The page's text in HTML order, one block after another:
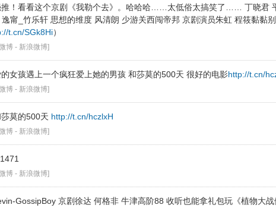
推！看看这个京剧《我勒个去》。哈哈哈……太低俗太搞笑了…… 丁晓君
甯_竹乐轩 思想的维度 风清朗 少游关西闯帝邦 京剧演员朱虹 程筱黏黏
t.cn/SGk8Hi）
博 - 新浪微博]
女孩遇上一个疯狂爱上她的男孩 和莎莫的500天 很好的电影http://t.cn/
博 - 新浪微博]
莫的500天 http://t.cn/hczlxH
博 - 新浪微博]
博 - 新浪微博]
GossipBoy 京剧徐达 何格非 牛津高阶88 收听也能拿礼包玩《植物大